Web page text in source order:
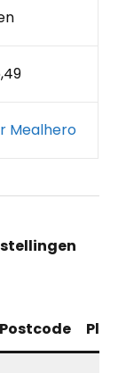
Mealhero
Postcode